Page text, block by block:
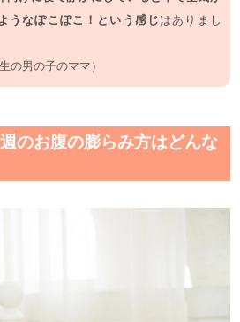
うなぽこぽこ！という感じ はありまし
の男の子のママ）
のお腹の膨らみ方はどんな